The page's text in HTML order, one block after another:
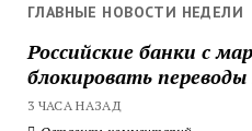
ГЛАВНЫЕ НОВОСТИ НЕДЕЛИ
Российские банки с
блокировать
3 ЧАСА НАЗАД